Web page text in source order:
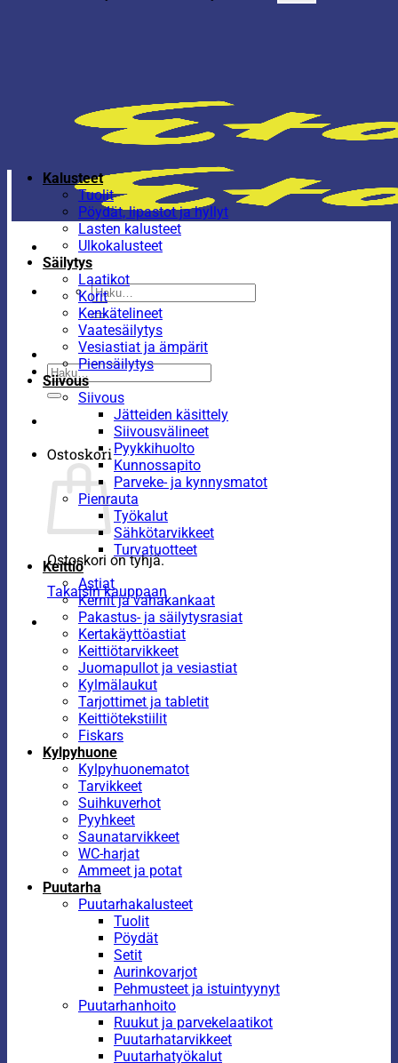
Etsi:
Etsi:
Ostoskori
Ostoskori on tyhjä.
Takaisin kauppaan
Kalusteet
Tuolit
Pöydät, lipastot ja hyllyt
Lasten kalusteet
Ulkokalusteet
Säilytys
Laatikot
Korit
Kenkätelineet
Vaatesäilytys
Vesiastiat ja ämpärit
Piensäilytys
Siivous
Siivous
Jätteiden käsittely
Siivousvälineet
Pyykkihuolto
Kunnossapito
Parveke- ja kynnysmatot
Pienrauta
Työkalut
Sähkötarvikkeet
Turvatuotteet
Keittiö
Astiat
Kernit ja vahakankaat
Pakastus- ja säilytysrasiat
Kertakäyttöastiat
Keittiötarvikkeet
Juomapullot ja vesiastiat
Kylmälaukut
Tarjottimet ja tabletit
Keittiötekstiilit
Fiskars
Kylpyhuone
Kylpyhuonematot
Tarvikkeet
Suihkuverhot
Pyyhkeet
Saunatarvikkeet
WC-harjat
Ammeet ja potat
Puutarha
Puutarhakalusteet
Tuolit
Pöydät
Setit
Aurinkovarjot
Pehmusteet ja istuintyynyt
Puutarhanhoito
Ruukut ja parvekelaatikot
Puutarhatarvikkeet
Puutarhatyökalut